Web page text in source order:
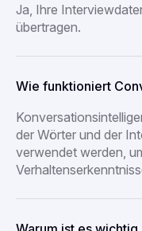
Ja, Ihre
übertragen.
Wie funktioniert
der Wörter und der
verwendet werden,